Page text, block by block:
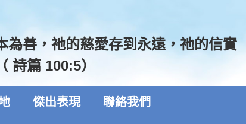
為善，祂的慈愛存到永遠，祂的信實
詩篇 100:5）
傑出表現 聯絡我們